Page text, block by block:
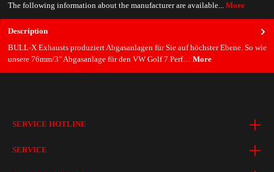
Description
BULL-X Exhausts produziert Abgasanlagen für Sie auf höchster Ebene. So wie
unsere 76mm/3" Abgasanlage für den VW Golf 7 Perf… More
The following information about the manufacturer are available... More
SERVICE HOTLINE
SERVICE